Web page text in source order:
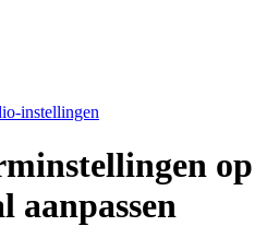
instellingen
op
aanpassen